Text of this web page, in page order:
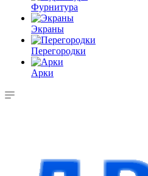
Фурнитура
Экраны
Перегородки
Арки